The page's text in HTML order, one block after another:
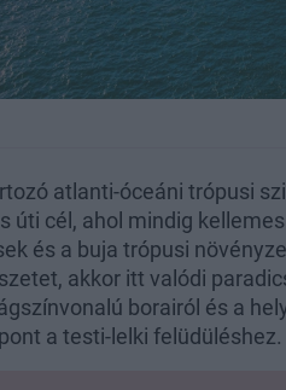
atlanti-óceáni trópusi
úti cél, ahol mindig
és a buja trópusi
akkor itt valódi
borairól és a
a testi-lelki felüdüléshez.